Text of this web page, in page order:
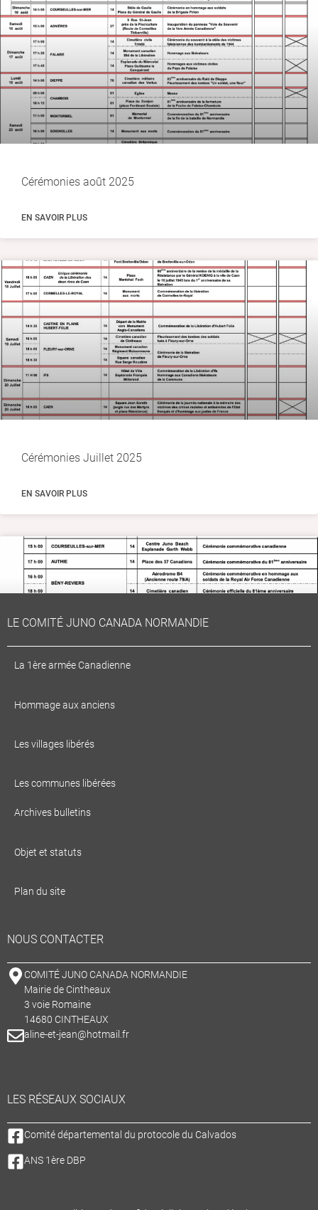
Cérémonies août 2025
EN SAVOIR PLUS
Cérémonies Juillet 2025
EN SAVOIR PLUS
LE COMITÉ JUNO CANADA NORMANDIE
La 1ère armée Canadienne
Hommage aux anciens
Les villages libérés
Les communes libérées
Archives bulletins
Objet et statuts
Plan du site
NOUS CONTACTER
COMITÉ JUNO CANADA NORMANDIE
Mairie de Cintheaux
3 voie Romaine
14680 CINTHEAUX
aline-et-jean@hotmail.fr
LES RÉSEAUX SOCIAUX
Comité départemental du protocole du Calvados
ANS 1ère DBP